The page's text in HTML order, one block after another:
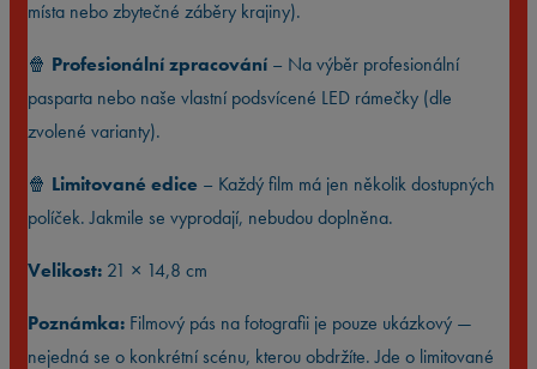
místa nebo zbytečné záběry krajiny).
🍿 Profesionální zpracování – Na výběr profesionální
pasparta nebo naše vlastní podsvícené LED rámečky (dle
zvolené varianty).
🍿 Limitované edice – Každý film má jen několik dostupných
políček. Jakmile se vyprodají, nebudou doplněna.
Velikost: 21 × 14,8 cm
Poznámka: Filmový pás na fotografii je pouze ukázkový —
nejedná se o konkrétní scénu, kterou obdržíte. Jde o limitované